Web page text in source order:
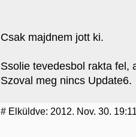
Csak majdnem jott ki.
Ssolie tevedesbol rakta fel,
Szoval meg nincs Update6.
# Elküldve: 2012. Nov. 30.